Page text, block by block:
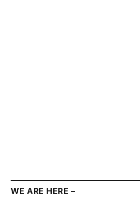
WE ARE HERE –